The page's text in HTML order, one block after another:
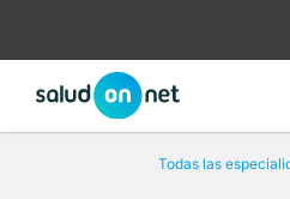
Todas las